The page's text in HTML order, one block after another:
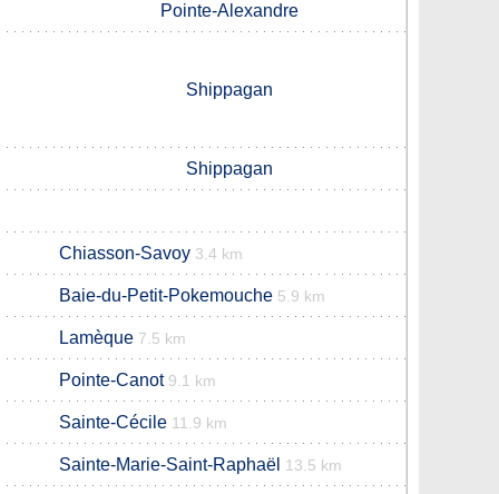
Pointe-Alexandre
Shippagan
Shippagan
Chiasson-Savoy 3.4 km
Baie-du-Petit-Pokemouche 5.9 km
Lamèque 7.5 km
Pointe-Canot 9.1 km
Sainte-Cécile 11.9 km
Sainte-Marie-Saint-Raphaël 13.5 km